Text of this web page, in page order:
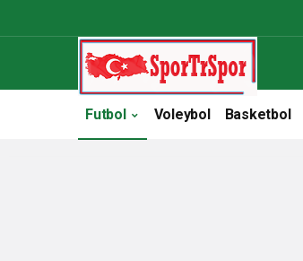
Futbol Voleybol Basketbol